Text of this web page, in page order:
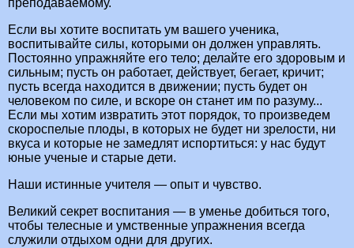
преподаваемому.
Если вы хотите воспитать ум вашего ученика,
воспитывайте силы, которыми он должен управлять.
Постоянно упражняйте его тело; делайте его здоровым и
сильным; пусть он работает, действует, бегает, кричит;
пусть всегда находится в движении; пусть будет он
человеком по силе, и вскоре он станет им по разуму...
Если мы хотим извратить этот порядок, то произведем
скороспелые плоды, в которых не будет ни зрелости, ни
вкуса и которые не замедлят испортиться: у нас будут
юные ученые и старые дети.
Наши истинные учителя — опыт и чувство.
Великий секрет воспитания — в уменье добиться того,
чтобы телесные и умственные упражнения всегда
служили отдыхом одни для других.